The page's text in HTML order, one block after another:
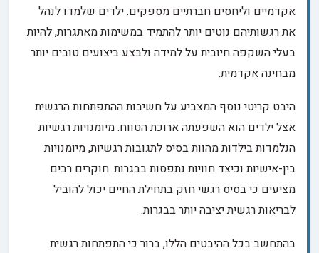
אקדמיים וליחסים חברתיים מספקים. ילדים שלמדו לנהל
את רגשותיהם נוטים יותר להתמיד במשימות מאתגרות, להיות
בעלי השקפה חיובית על למידה ולבצע ביצועים טובים יותר
מבחינה אקדמית.
היבט קריטי נוסף המצביע על חשיבות ההתפתחות הרגשית
אצל ילדים הוא השפעתה ארוכת הטווח. מיומנויות רגשיות
הנלמדות בילדות מהוות בסיס לתגובות רגשיות, מיומנויות
בין-אישיות וכיצד חוויות נתפסות בבגרות. חוקרים רבים
מציעים כי בסיס רגשי חזק בתחילת החיים יכול להוביל
לבריאות רגשית יציבה יותר בבגרות.
בהתחשב בכל ההיבטים הללו, ברור כי התפתחות רגשית